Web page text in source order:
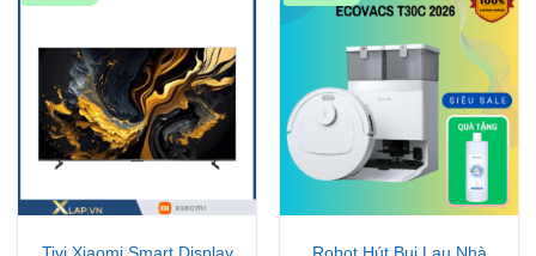
Tivi Xiaomi Smart Display
Robot Hút Bụi Lau Nhà